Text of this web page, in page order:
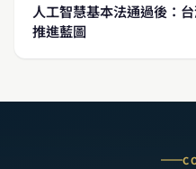
人工智慧基本法通過後：
推進藍圖